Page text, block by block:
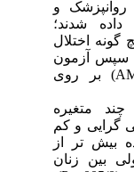
و
شدند؛
گونه اختلال
سپس آزمون
) بر روی
متغیره
و کم
تر از
زنان